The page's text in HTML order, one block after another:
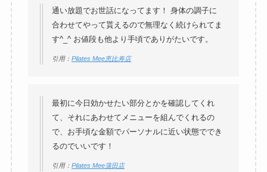
通い放題でお世話になってます！ 身体の調子に
合わせてやって貰えるので無理なく続けられてま
す^_^ お値段も他より手頃でありがたいです。
引用：Pilates Mee恵比寿店
最初に今日効かせたい部分とかを確認してくれ
て、それにあわせてメニューを組んでくれるの
で、お手頃な金額でパーソナルに近い状態ででき
るのでいいです！
引用：Pilates Mee蒲田店